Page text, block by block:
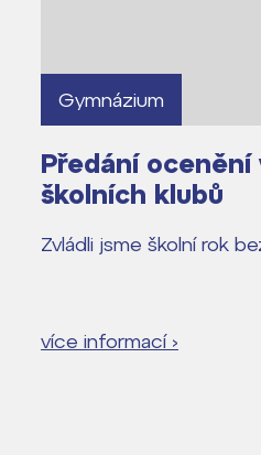
Gymnázium
Předání ocenění
školních klubů
Zvládli jsme školní rok
více informací ›